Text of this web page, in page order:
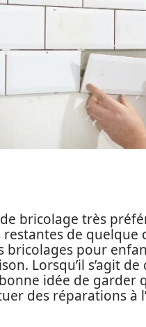
bricolage très
restantes de
bricolages pour
Lorsqu’il s’agit
idée de garder
des réparations à